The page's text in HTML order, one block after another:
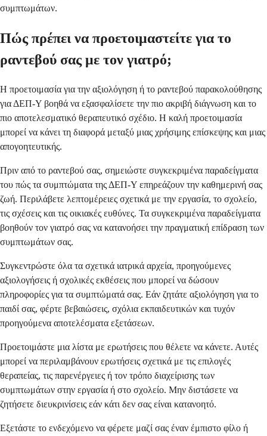
συμπτωμάτων.
Πώς πρέπει να προετοιμαστείτε για το
ραντεβού σας με τον γιατρό;
Η προετοιμασία για την αξιολόγηση ή το ραντεβού παρακολούθησης
για ΔΕΠ-Υ βοηθά να εξασφαλίσετε την πιο ακριβή διάγνωση και το
πιο αποτελεσματικό θεραπευτικό σχέδιο. Η καλή προετοιμασία
μπορεί να κάνει τη διαφορά μεταξύ μιας χρήσιμης επίσκεψης και μιας
απογοητευτικής.
Πριν από το ραντεβού σας, σημειώστε συγκεκριμένα παραδείγματα
του πώς τα συμπτώματα της ΔΕΠ-Υ επηρεάζουν την καθημερινή σας
ζωή. Περιλάβετε λεπτομέρειες σχετικά με την εργασία, το σχολείο,
τις σχέσεις και τις οικιακές ευθύνες. Τα συγκεκριμένα παραδείγματα
βοηθούν τον γιατρό σας να κατανοήσει την πραγματική επίδραση των
συμπτωμάτων σας.
Συγκεντρώστε όλα τα σχετικά ιατρικά αρχεία, προηγούμενες
αξιολογήσεις ή σχολικές εκθέσεις που μπορεί να δώσουν
πληροφορίες για τα συμπτώματά σας. Εάν ζητάτε αξιολόγηση για το
παιδί σας, φέρτε βεβαιώσεις, σχόλια εκπαιδευτικών και τυχόν
προηγούμενα αποτελέσματα εξετάσεων.
Προετοιμάστε μια λίστα με ερωτήσεις που θέλετε να κάνετε. Αυτές
μπορεί να περιλαμβάνουν ερωτήσεις σχετικά με τις επιλογές
θεραπείας, τις παρενέργειες ή τον τρόπο διαχείρισης των
συμπτωμάτων στην εργασία ή στο σχολείο. Μην διστάσετε να
ζητήσετε διευκρινίσεις εάν κάτι δεν σας είναι κατανοητό.
Εξετάστε το ενδεχόμενο να φέρετε μαζί σας έναν έμπιστο φίλο ή